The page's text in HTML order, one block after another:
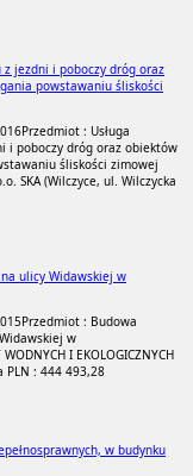
jezdni i poboczy dróg oraz
powstawaniu śliskości
Przedmiot : Usługa
i poboczy dróg oraz obiektów
śliskości zimowej
SKA (Wilczyce, ul. Wilczycka
ulicy Widawskiej w
Przedmiot : Budowa
w
I EKOLOGICZNYCH
PLN : 444 493,28
w budynku